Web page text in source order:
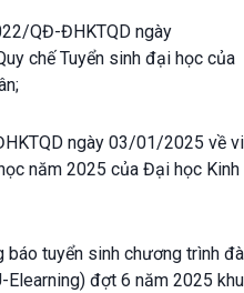
QĐ-ĐHKTQD ngày
chế Tuyển sinh đại học của
ngày 03/01/2025 về
năm 2025 của Đại học Kinh
báo tuyển sinh chương trình
đợt 6 năm 2025 khu